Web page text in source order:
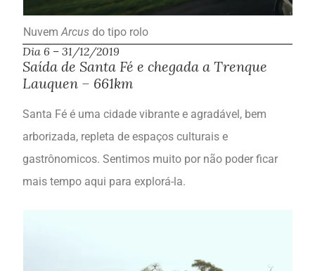
NuvemArcus do tipo rolo
Dia 6 – 31/12/2019
Saída de Santa Fé e chegada a Trenque
Lauquen – 661km
Santa Fé é uma cidade vibrante e agradável, bem
arborizada, repleta de espaços culturais e
gastrônomicos. Sentimos muito por não poder ficar
mais tempo aqui para explorá-la.